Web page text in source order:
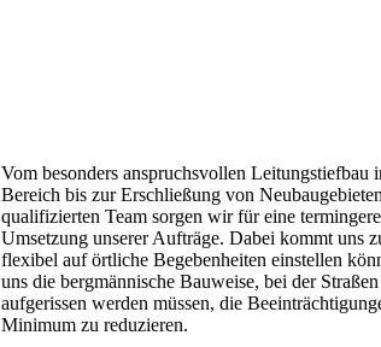
Vom besonders anspruchsvollen Leitungstiefbau
Bereich bis zur Erschließung von
qualifizierten Team sorgen wir für eine
Umsetzung unserer Aufträge. Dabei kommt uns
flexibel auf örtliche Begebenheiten einstellen
uns die bergmännische Bauweise, bei der
aufgerissen werden müssen, die
Minimum zu reduzieren.